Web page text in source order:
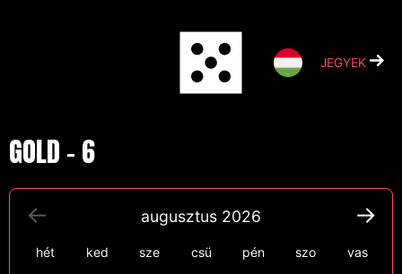
JEGYEK
GOLD – 6
augusztus 2026
hét ked sze csü pén szo vas